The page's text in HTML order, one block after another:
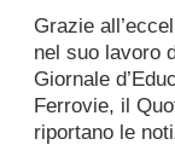
Grazie
nel suo lavoro
Giornale
Ferrovie, il
riportano le